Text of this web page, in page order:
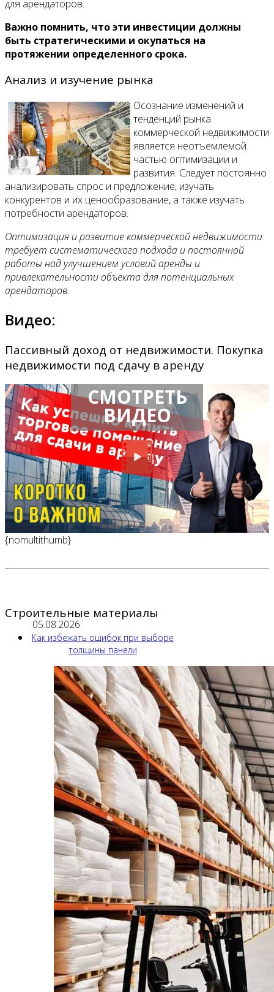
для арендаторов.
Важно помнить, что эти инвестиции должны
быть стратегическими и окупаться на
протяжении определенного срока.
Анализ и изучение рынка
Осознание изменений и
тенденций рынка
коммерческой недвижимости
является неотъемлемой
частью оптимизации и
развития. Следует постоянно
анализировать спрос и предложение, изучать
конкурентов и их ценообразование, а также изучать
потребности арендаторов.
Оптимизация и развитие коммерческой недвижимости
требует систематического подхода и постоянной
работы над улучшением условий аренды и
привлекательности объекта для потенциальных
арендаторов.
Видео:
Пассивный доход от недвижимости. Покупка
недвижимости под сдачу в аренду
СМОТРЕТЬ
ВИДЕО
{nomultithumb}
Строительные материалы
05.08.2026
Как избежать ошибок при выборе
толщины панели